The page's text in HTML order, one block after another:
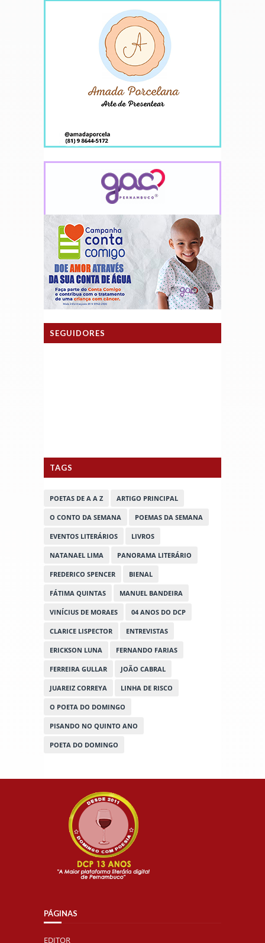
SEGUIDORES
TAGS
POETAS DE A A Z ARTIGO PRINCIPAL
O CONTO DA SEMANA POEMAS DA SEMANA
EVENTOS LITERÁRIOS LIVROS
NATANAEL LIMA PANORAMA LITERÁRIO
FREDERICO SPENCER BIENAL
FÁTIMA QUINTAS MANUEL BANDEIRA
VINÍCIUS DE MORAES 04 ANOS DO DCP
CLARICE LISPECTOR ENTREVISTAS
ERICKSON LUNA FERNANDO FARIAS
FERREIRA GULLAR JOÃO CABRAL
JUAREIZ CORREYA LINHA DE RISCO
O POETA DO DOMINGO
PISANDO NO QUINTO ANO
POETA DO DOMINGO
PÁGINAS
EDITOR